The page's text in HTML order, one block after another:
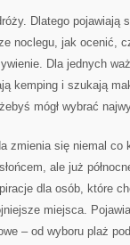
Dlatego pojawiają
noclegu, jak ocenić,
Dla jednych
kemping i szukają
mógł wybrać
zmienia się niemal
ale już
dla osób, które
miejsca.
– od wyboru plaż